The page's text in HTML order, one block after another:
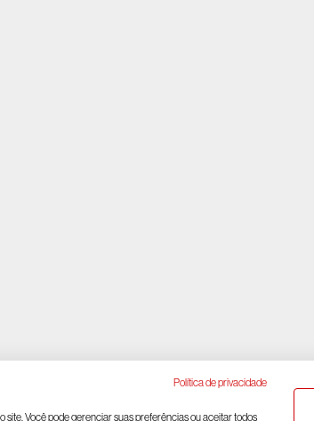
Política de privacidade
site. Você pode gerenciar suas preferências ou aceitar todos